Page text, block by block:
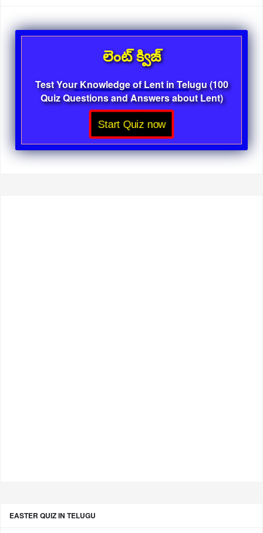
లెంట్ క్విజ్
Test Your Knowledge of Lent in Telugu (100
Quiz Questions and Answers about Lent)
Start Quiz now
EASTER QUIZ IN TELUGU